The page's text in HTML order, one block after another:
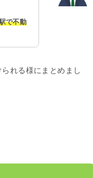
で不動
れる様にまとめまし